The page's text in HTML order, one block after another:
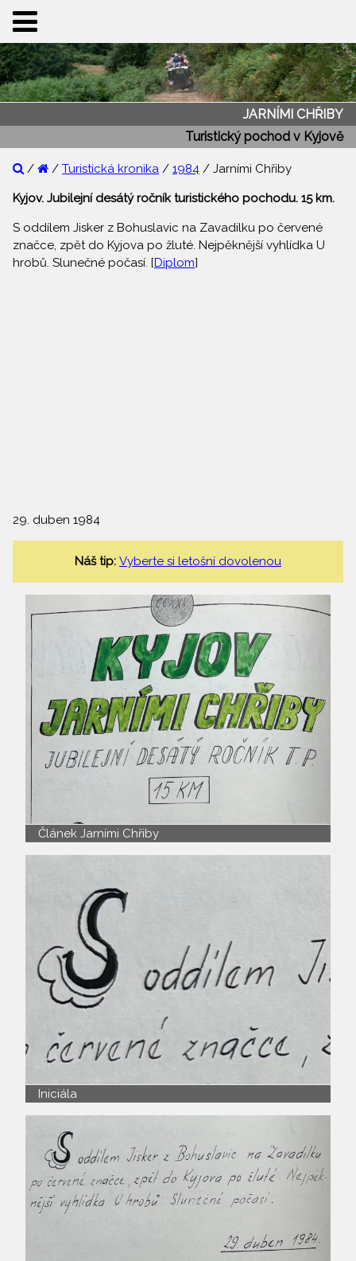
JARNÍMI CHŘIBY
Turistický pochod v Kyjově
/ / Turistická kronika / 1984 / Jarními Chřiby
Kyjov. Jubilejní desátý ročník turistického pochodu. 15 km.
S oddílem Jisker z Bohuslavic na Zavadilku po červené
značce, zpět do Kyjova po žluté. Nejpěknější vyhlídka U
hrobů. Slunečné počasí. [Diplom]
29. duben 1984
Náš tip: Vyberte si letošní dovolenou
Článek Jarními Chřiby
Iniciála